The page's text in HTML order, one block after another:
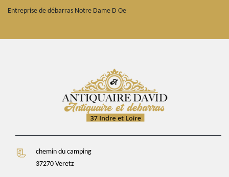
Entreprise de débarras Notre Dame D Oe
chemin du camping
37270 Veretz